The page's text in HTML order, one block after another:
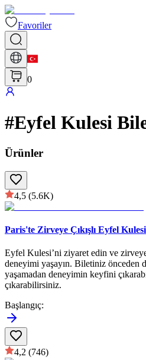
Favoriler
0
#Eyfel Kulesi
Ürünler
4,5 (5.6K)
Paris'te Zirveye Çıkışlı Eyfel
Eyfel Kulesi’ni ziyaret edin ve
deneyimi yaşayın. Biletiniz önceden
yaşamadan deneyimin keyfini
çıkarabilirsiniz.
Başlangıç:
4,2 (746)